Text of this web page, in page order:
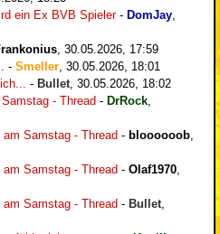
ein Ex BVB Spieler- DomJay
30.05.2026, 17:59
- Smeller 30.05.2026, 18:01
- Bullet 30.05.2026, 18:02
- Thread - DrRock
Samstag - Thread - bloooooob
Samstag - Thread - Olaf1970
Samstag - Thread - Bullet